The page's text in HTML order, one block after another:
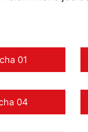
01
04